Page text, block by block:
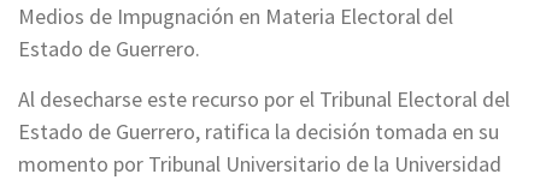
Medios de Impugnación en Materia Electoral del
Estado de Guerrero.
Al desecharse este recurso por el Tribunal Electoral del
Estado de Guerrero, ratifica la decisión tomada en su
momento por Tribunal Universitario de la Universidad